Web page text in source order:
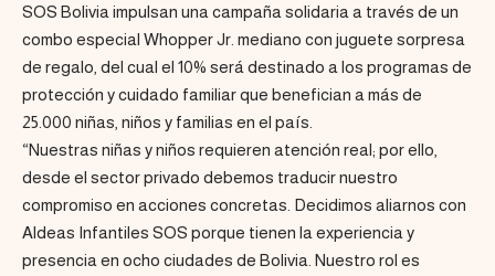
SOS Bolivia impulsan una campaña solidaria a través de un
combo especial Whopper Jr. mediano con juguete sorpresa
de regalo, del cual el 10% será destinado a los programas de
protección y cuidado familiar que benefician a más de
25.000 niñas, niños y familias en el país.
“Nuestras niñas y niños requieren atención real; por ello,
desde el sector privado debemos traducir nuestro
compromiso en acciones concretas. Decidimos aliarnos con
Aldeas Infantiles SOS porque tienen la experiencia y
presencia en ocho ciudades de Bolivia. Nuestro rol es